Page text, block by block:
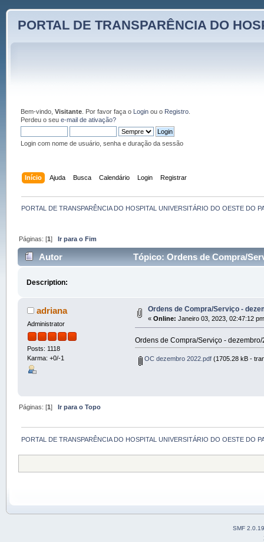
PORTAL DE TRANSPARÊNCIA DO
Bem-vindo, Visitante. Por favor faça o Loginou o Registro.
Perdeu o seu e-mail de ativação?
Login com nome de usuário, senha e duração da sessão
Início Ajuda Busca Calendário Login Registrar
PORTAL DE TRANSPARÊNCIA DO HOSPITAL UNIVERSITÁRIO DO OESTE DO
Páginas: [1]Ir para o Fim
Autor Tópico: Ordens de Compra/
Description:
adriana
Administrator
Posts: 1118
Karma: +0/-1
Ordens de Compra/Serviço -
« Online: Janeiro 03, 2023, 02:47:12
Ordens de Compra/Serviço -
OC dezembro 2022.pdf(1705.28 kB -
Páginas: [1]Ir para o Topo
PORTAL DE TRANSPARÊNCIA DO HOSPITAL UNIVERSITÁRIO DO OESTE DO
SMF 2.0.19